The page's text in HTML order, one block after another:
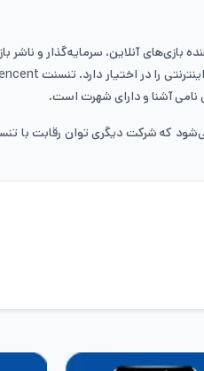
نامی آشنا و دارای شهرت است.